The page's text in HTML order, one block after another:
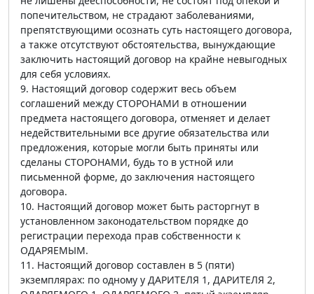
попечительством, не страдают заболеваниями,
препятствующими осознать суть настоящего договора,
а также отсутствуют обстоятельства, вынуждающие
заключить настоящий договор на крайне невыгодных
для себя условиях.
9. Настоящий договор содержит весь объем
соглашений между СТОРОНАМИ в отношении
предмета настоящего договора, отменяет и делает
недействительными все другие обязательства или
предложения, которые могли быть приняты или
сделаны СТОРОНАМИ, будь то в устной или
письменной форме, до заключения настоящего
договора.
10. Настоящий договор может быть расторгнут в
установленном законодательством порядке до
регистрации перехода прав собственности к
ОДАРЯЕМЫМ.
11. Настоящий договор составлен в 5 (пяти)
экземплярах: по одному у ДАРИТЕЛЯ 1, ДАРИТЕЛЯ 2,